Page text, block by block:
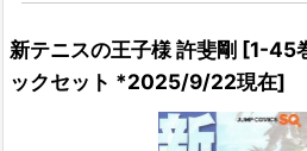
新テニスの王子様 許斐剛 [1-45
ックセット *2025/9/22現在]